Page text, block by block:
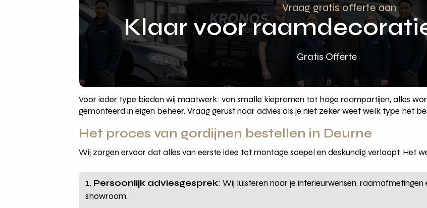
Vraag gratis offerte aan
Klaar voor
Gratis Offerte
Voor ieder type bieden wij maatwerk: van smalle kiepramen tot hoge raampartijen, alles
gemonteerd in eigen beheer. Vraag gerust naar advies als je niet zeker weet welk type het
Het proces van gordijnen bestellen in Deurne
Wij zorgen ervoor dat alles van eerste idee tot montage soepel en deskundig verloopt. Het
Persoonlijk adviesgesprek: Wij luisteren naar je interieurwensen,
showroom.